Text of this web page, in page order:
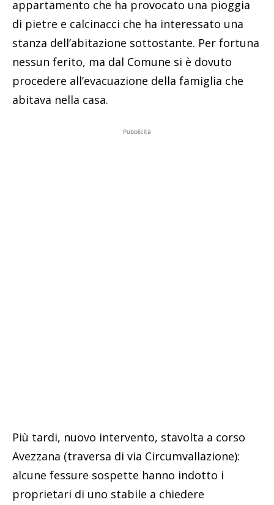
appartamento che ha provocato una pioggia
di pietre e calcinacci che ha interessato una
stanza dell’abitazione sottostante. Per fortuna
nessun ferito, ma dal Comune si è dovuto
procedere all’evacuazione della famiglia che
abitava nella casa.
Pubblicità
Più tardi, nuovo intervento, stavolta a corso
Avezzana (traversa di via Circumvallazione):
alcune fessure sospette hanno indotto i
proprietari di uno stabile a chiedere